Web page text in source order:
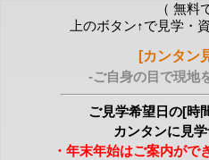
（ 無料
上のボタン↑で見学・
[カンタン
-ご自身の目で現地
ご見学希望日の[時
カンタンに見
・年末年始はご案内がで